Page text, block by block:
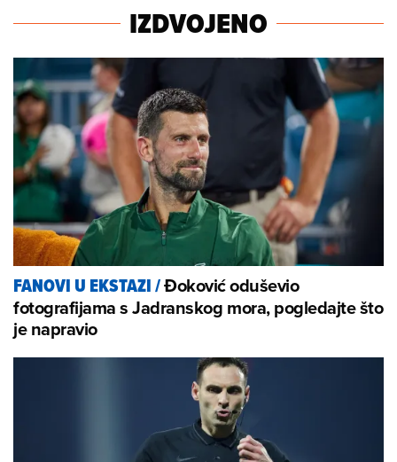
IZDVOJENO
FANOVI U EKSTAZI/Đoković oduševio
fotografijama s Jadranskog mora, pogledajte što
je napravio